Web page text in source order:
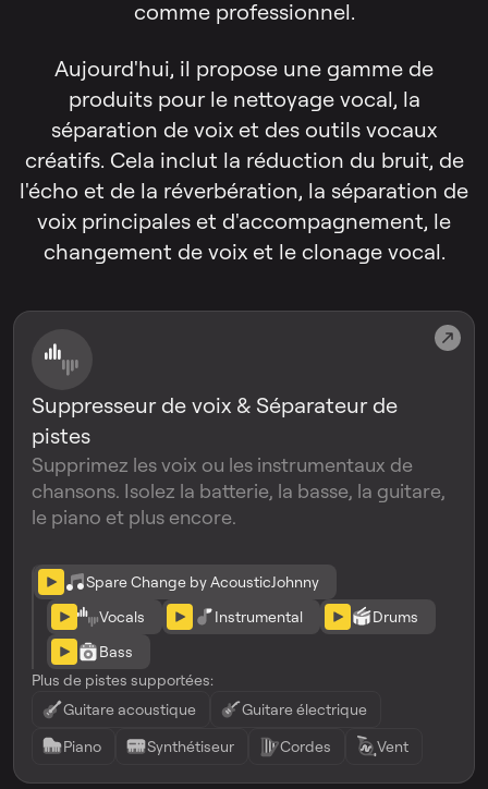
comme professionnel.
Aujourd'hui, il propose une gamme de
produits pour le nettoyage vocal, la
séparation de voix et des outils vocaux
créatifs. Cela inclut la réduction du bruit, de
l'écho et de la réverbération, la séparation de
voix principales et d'accompagnement, le
changement de voix et le clonage vocal.
Suppresseur de voix & Séparateur de
pistes
Supprimez les voix ou les instrumentaux de
chansons. Isolez la batterie, la basse, la guitare,
le piano et plus encore.
Spare Change by AcousticJohnny
Vocals
Instrumental
Drums
Bass
Plus de pistes supportées:
Guitare acoustique
Guitare électrique
Piano
Synthétiseur Cordes Vent